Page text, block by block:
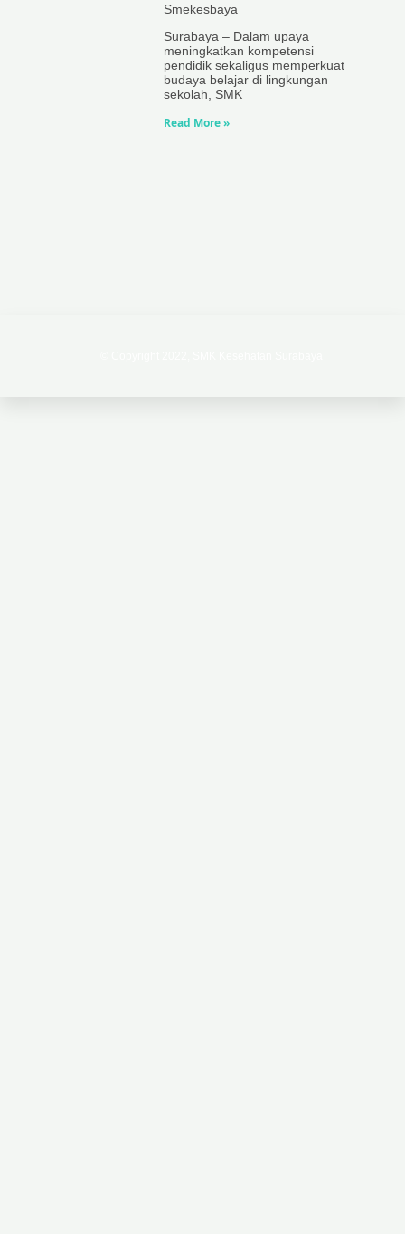
Smekesbaya
Surabaya – Dalam upaya
meningkatkan kompetensi
pendidik sekaligus memperkuat
budaya belajar di lingkungan
sekolah, SMK
Read More »